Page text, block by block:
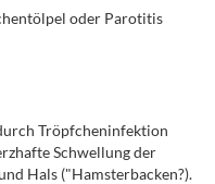
oder Parotitis
Tröpfcheninfektion
Schwellung der
Hals ("Hamsterbacken?).